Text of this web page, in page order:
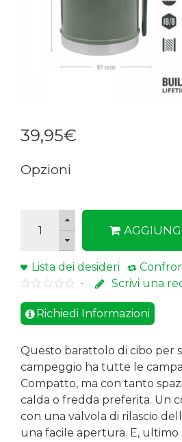
39,95€
Opzioni
Lista dei desideri
- Scrivi una
Richiedi Informazioni
Questo barattolo di cibo per
campeggio ha tutte le
Compatto, ma con tanto
calda o fredda preferita. Un
con una valvola di rilascio
una facile apertura. E,